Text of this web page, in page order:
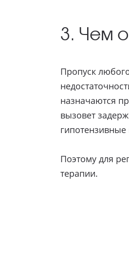
3. Чем
Пропуск
назначаются
вызовет
Поэтому для
терапии.